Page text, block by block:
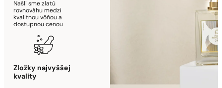
Našli sme zlatú
rovnováhu medzi
kvalitnou vôňou a
dostupnou cenou
Zložky najvyššej
kvality